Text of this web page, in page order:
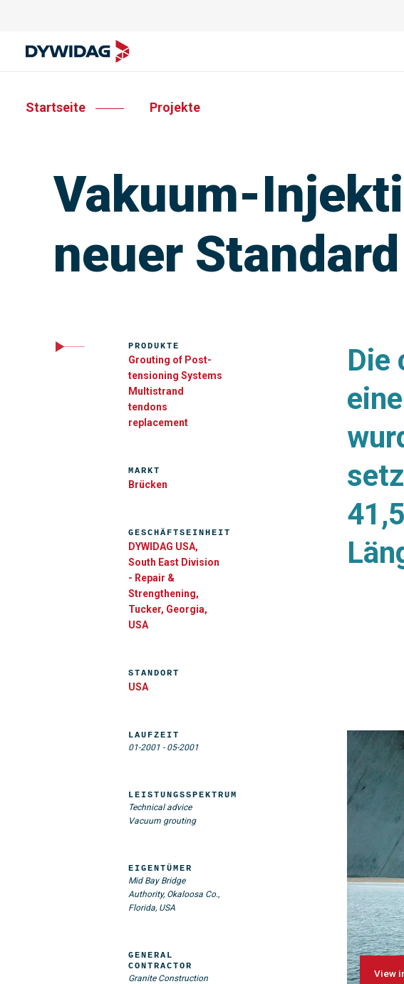
Startseite Projekte
Vakuum-
neuer
Die
View
PRODUKTE
Grouting of Post-
tensioning Systems
Multistrand
tendons
replacement
MARKT
Brücken
GESCHÄFTSEINHEIT
DYWIDAG USA,
South East Division
- Repair &
Strengthening,
Tucker, Georgia,
USA
STANDORT
USA
LAUFZEIT
01-2001 - 05-2001
LEISTUNGSSPEKTRUM
Technical advice
Vacuum grouting
EIGENTÜMER
Mid Bay Bridge
Authority, Okaloosa Co.,
Florida, USA
GENERAL
CONTRACTOR
Granite Construction